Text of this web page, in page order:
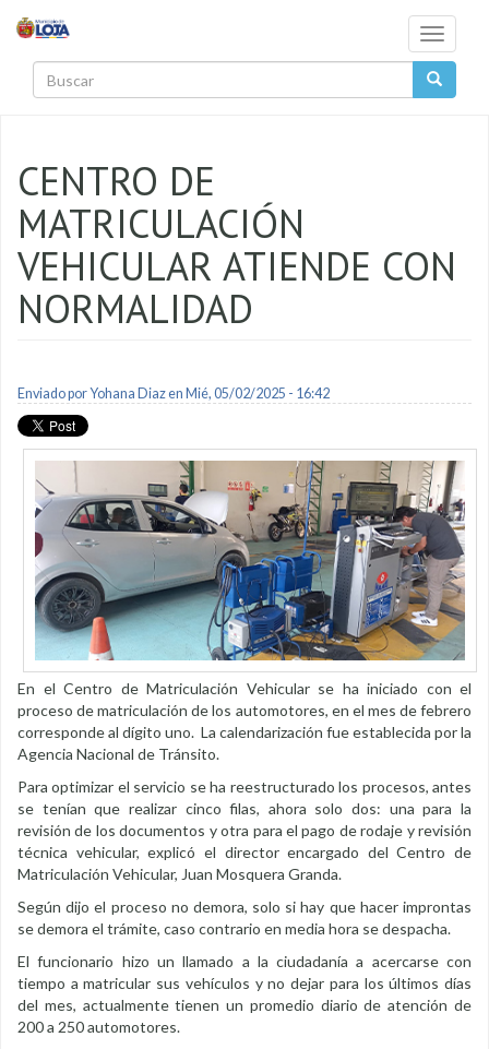
Toggle
CENTRO DE
MATRICULACIÓN
VEHICULAR ATIENDE CON
NORMALIDAD
Enviado porYohana Diazen Mié, 05/02/2025 - 16:42
En el Centro de Matriculación Vehicular se ha iniciado con el
proceso de matriculación de los automotores, en el mes de febrero
corresponde al dígito uno. La calendarización fue establecida por la
Agencia Nacional de Tránsito.
Para optimizar el servicio se ha reestructurado los procesos, antes
se tenían que realizar cinco filas, ahora solo dos: una para la
revisión de los documentos y otra para el pago de rodaje y revisión
técnica vehicular, explicó el director encargado del Centro de
Matriculación Vehicular, Juan Mosquera Granda.
Según dijo el proceso no demora, solo si hay que hacer improntas
se demora el trámite, caso contrario en media hora se despacha.
El funcionario hizo un llamado a la ciudadanía a acercarse con
tiempo a matricular sus vehículos y no dejar para los últimos días
del mes, actualmente tienen un promedio diario de atención de
200 a 250 automotores.